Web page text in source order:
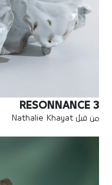
RESONNANCE 3
من قبل Nathalie Khayat